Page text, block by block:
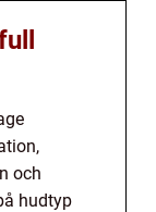
och
hudtyp